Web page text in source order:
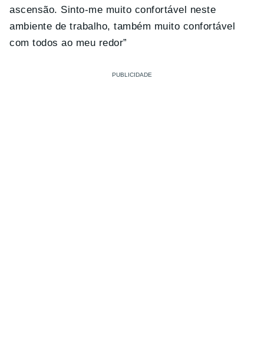
ascensão. Sinto-me muito confortável neste
ambiente de trabalho, também muito confortável
com todos ao meu redor”